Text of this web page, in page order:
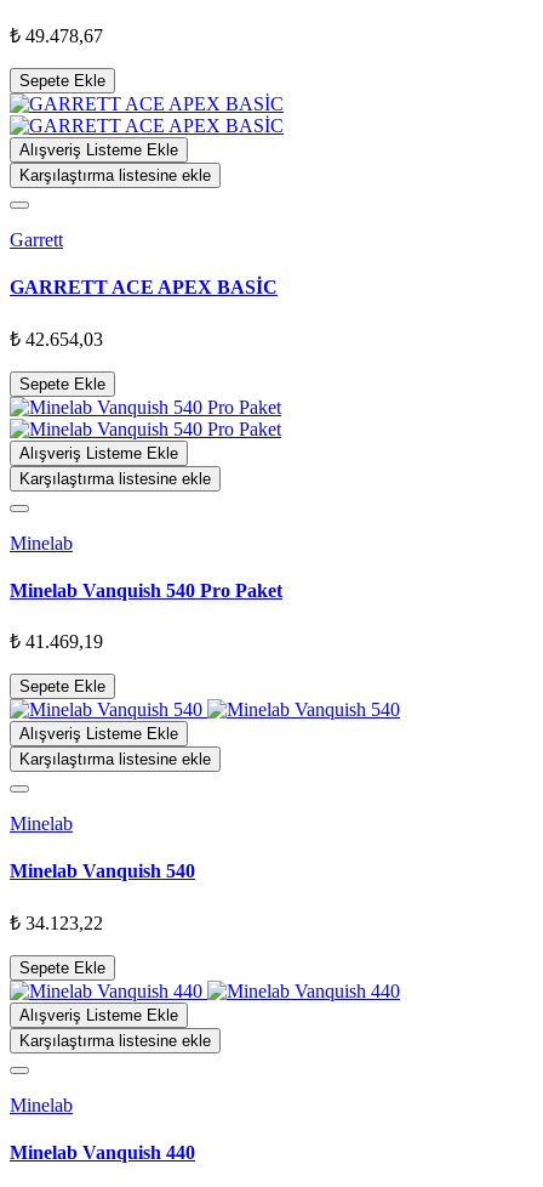
₺ 49.478,67
Sepete Ekle
Alışveriş Listeme Ekle
Karşılaştırma listesine ekle
Garrett
GARRETT ACE APEX BASİC
₺ 42.654,03
Sepete Ekle
Alışveriş Listeme Ekle
Karşılaştırma listesine ekle
Minelab
Minelab Vanquish 540 Pro Paket
₺ 41.469,19
Sepete Ekle
Alışveriş Listeme Ekle
Karşılaştırma listesine ekle
Minelab
Minelab Vanquish 540
₺ 34.123,22
Sepete Ekle
Alışveriş Listeme Ekle
Karşılaştırma listesine ekle
Minelab
Minelab Vanquish 440